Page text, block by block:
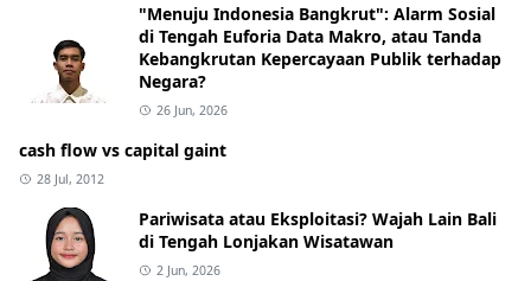
"Menuju Indonesia Bangkrut": Alarm Sosial
di Tengah Euforia Data Makro, atau Tanda
Kebangkrutan Kepercayaan Publik terhadap
Negara?
26 Jun, 2026
cash flow vs capital gaint
28 Jul, 2012
Pariwisata atau Eksploitasi? Wajah Lain Bali
di Tengah Lonjakan Wisatawan
2 Jun, 2026